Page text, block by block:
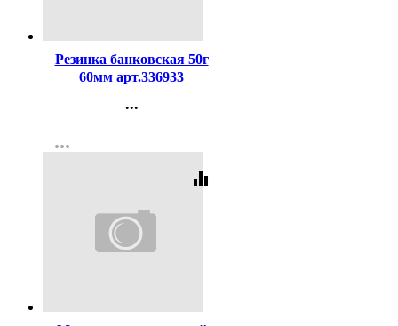
Резинка банковская 50г
60мм арт.336933
...
Регистрация
more_horiz
equalizer